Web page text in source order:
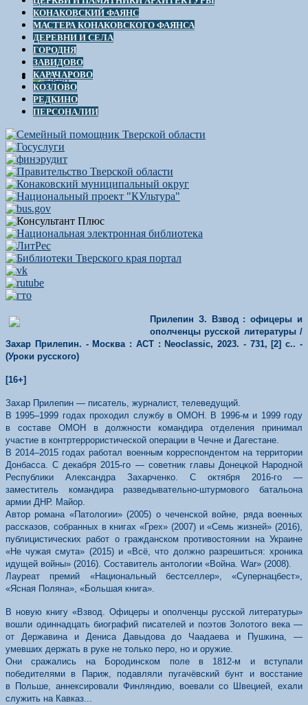
КОНАКОВСКИЙ ФАЯНС
МАСТЕРА КОНАКОВСКОГО ФАЯНСА
ДЕРЕВНИ И СЕЛА
ГОРОДНЯ
ЗАВИДОВО
КАРАЧАРОВО
КОЗЛОВО
РЕДКИНО
ПЕРСОНАЛИИ
Прилепин З. Взвод : офицеры и
ополченцы русской литературы /
Захар Прилепин. - Москва : АСТ : Neoclassic, 2023. - 731, [2] с.. -
(Уроки русского)
[16+]
Захар Прилепин — писатель, журналист, телеведущий.
В 1995–1999 годах проходил службу в ОМОН. В 1996-м и 1999 году
в составе ОМОН в должности командира отделения принимал
участие в контртеррористической операции в Чечне и Дагестане.
В 2014–2015 годах работал военным корреспондентом на территории
Донбасса. С декабря 2015-го — советник главы Донецкой Народной
Республики Александра Захарченко. С октября 2016-го —
заместитель командира разведывательно-штурмового батальона
армии ДНР. Майор.
Автор романа «Патологии» (2005) о чеченской войне, ряда военных
рассказов, собранных в книгах «Грех» (2007) и «Семь жизней» (2016),
публицистических работ о гражданском противостоянии на Украине
«Не чужая смута» (2015) и «Всё, что должно разрешиться: хроника
идущей войны» (2016). Составитель антологии «Война. War» (2008).
Лауреат премий «Национальный бестселлер», «Супернацбест»,
«Ясная Поляна», «Большая книга».
В новую книгу «Взвод. Офицеры и ополченцы русской литературы»
вошли одиннадцать биографий писателей и поэтов Золотого века —
от Державина и Дениса Давыдова до Чаадаева и Пушкина, —
умевших держать в руке не только перо, но и оружие.
Они сражались на Бородинском поле в 1812-м и вступали
победителями в Париж, подавляли пугачёвский бунт и восстание
в Польше, аннексировали Финляндию, воевали со Швецией, ехали
служить на Кавказ...